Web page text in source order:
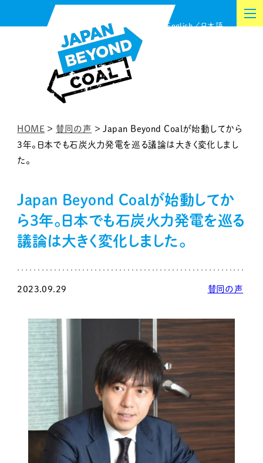
容
English 日本語
HOME > 賛同の声 >Japan Beyond Coalが始動してから
3年。日本でも石炭火力発電を巡る議論は大きく変化しまし
た。
Japan Beyond Coalが始動してか
ら3年。日本でも石炭火力発電を巡る
議論は大きく変化しました。
2023.09.29 賛同の声